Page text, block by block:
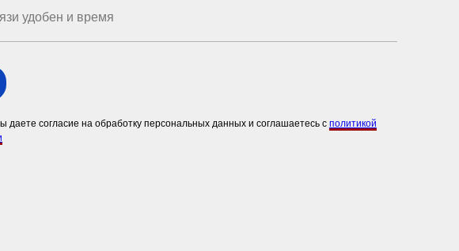
даете согласие на обработку персональных данных и соглашаетесь c политикой